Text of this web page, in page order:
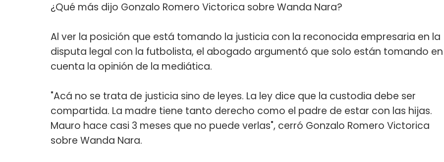
¿Qué más dijo Gonzalo Romero Victorica sobre Wanda Nara?
Al ver la posición que está tomando la justicia con la reconocida empresaria en la
disputa legal con la futbolista, el abogado argumentó que solo están tomando en
cuenta la opinión de la mediática.
"Acá no se trata de justicia sino de leyes. La ley dice que la custodia debe ser
compartida. La madre tiene tanto derecho como el padre de estar con las hijas.
Mauro hace casi 3 meses que no puede verlas", cerró Gonzalo Romero Victorica
sobre Wanda Nara.